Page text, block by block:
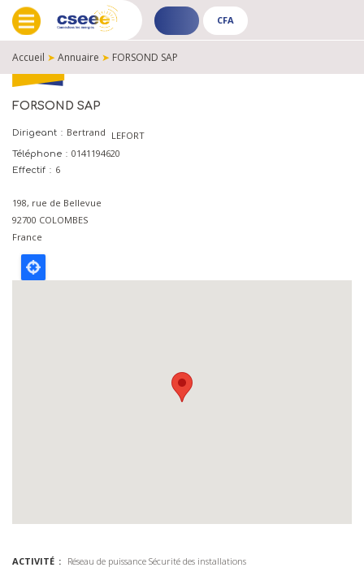
ADHÉRENT
-
PUBLIC
CFA
PUBLIC
CFA
FIL
Accueil ➤Annuaire ➤ FORSOND SAP
FORSOND SAP
Dirigeant Bertrand LEFORT
Téléphone 0141194620
Effectif 6
198, rue de Bellevue
92700 COLOMBES
France
ACTIVITÉ Réseau de puissance Sécurité des installations